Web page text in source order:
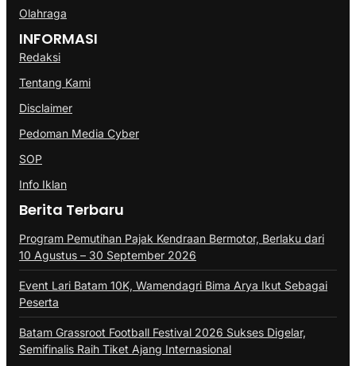
Olahraga
INFORMASI
Redaksi
Tentang Kami
Disclaimer
Pedoman Media Cyber
SOP
Info Iklan
Berita Terbaru
Program Pemutihan Pajak Kendraan Bermotor, Berlaku dari
10 Agustus – 30 September 2026
Event Lari Batam 10K, Wamendagri Bima Arya Ikut Sebagai
Peserta
Batam Grassroot Football Festival 2026 Sukses Digelar,
Semifinalis Raih Tiket Ajang Internasional